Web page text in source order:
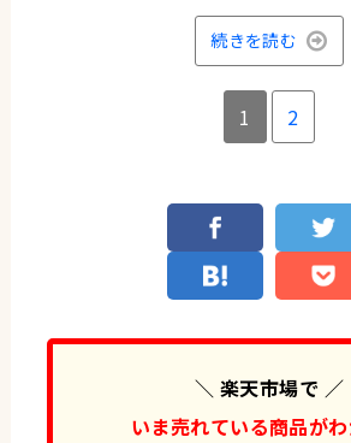
続きを読む
1 2
＼ 楽天市場で ／
いま売れている商品がわ